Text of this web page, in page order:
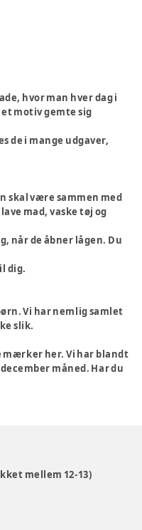
hvor man hver dag i
motiv gemte sig
de i mange udgaver,
skal være sammen med
mad, vaske tøj og
når de åbner lågen. Du
dig.
Vi har nemlig samlet
slik.
mærker her. Vi har blandt
måned. Har du
mellem 12-13)